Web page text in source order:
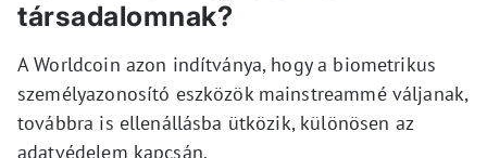
társadalomnak?
A Worldcoin azon indítványa, hogy a biometrikus
személyazonosító eszközök mainstreammé váljanak,
továbbra is ellenállásba ütközik, különösen az
adatvédelem kapcsán.